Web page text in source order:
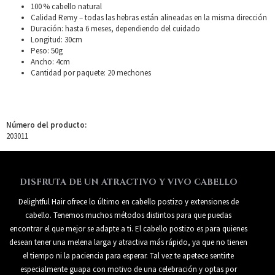
100 % cabello natural
Calidad Remy – todas las hebras están alineadas en la misma dirección
Duración: hasta 6 meses, dependiendo del cuidado
Longitud: 30cm
Peso: 50g
Ancho: 4cm
Cantidad por paquete: 20 mechones
Número del producto:
203011
DISFRUTA DE UN ATRACTIVO Y VIVO CABELLO
Delightful Hair ofrece lo último en cabello postizo y extensiones de
cabello. Tenemos muchos métodos distintos para que puedas
encontrar el que mejor se adapte a ti. El cabello postizo es para quienes
desean tener una melena larga y atractiva más rápido, ya que no tienen
el tiempo ni la paciencia para esperar. Tal vez te apetece sentirte
especialmente guapa con motivo de una celebración y optas por